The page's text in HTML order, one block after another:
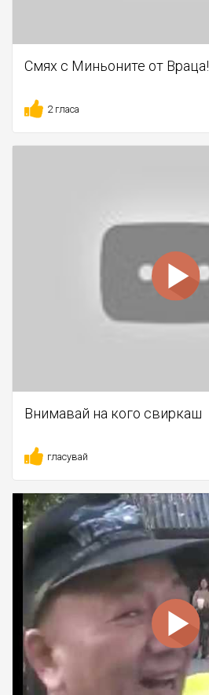
Смях с Миньоните от Враца!
2 гласа
Внимавай на кого свиркаш
гласувай